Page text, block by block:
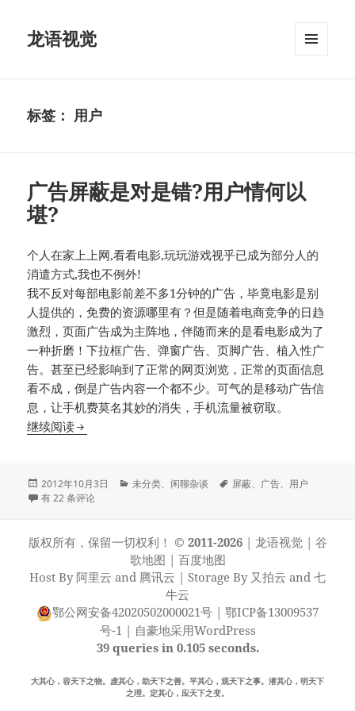
龙语视觉
标签： 用户
广告屏蔽是对是错?用户情何以
堪?
个人在家上上网,看看电影,玩玩游戏视乎已成为部分人的
消遣方式,我也不例外!
我不反对每部电影前差不多1分钟的广告，毕竟电影是别
人提供的，免费的资源哪里有？但是随着电商竞争的日趋
激烈，页面广告成为主阵地，伴随而来的是看电影成为了
一种折磨！下拉框广告、弹窗广告、页脚广告、植入性广
告。甚至已经影响到了正常的网页浏览，正常的页面信息
看不成，倒是广告内容一个都不少。可气的是移动广告信
息，让手机费莫名其妙的消失，手机流量被窃取。
继续阅读广告屏蔽是对是错?用户情何以堪?
发
布
2012年10月3日
分
未分类、 闲聊杂谈
标
屏蔽、 广告、 用户
广告屏蔽是对是错?用户情何以堪?
有 22 条评论
版权所有，保留一切权利！ © 2011-2026| 龙语视觉| 谷
歌地图 | 百度地图
Host By 阿里云 and 腾讯云 | Storage By 又拍云 and 七
牛云
鄂公网安备42020502000021号 | 鄂ICP备13009537
号-1 | 自豪地采用WordPress
39 queries in 0.105 seconds.
大其心，容天下之物。虚其心，助天下之善。平其心，观天下之事。潜其心，明天下
之理。定其心，应天下之变。